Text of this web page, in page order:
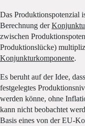
Das Produktionspotenzial
Berechnung der
zwischen
Produktionslücke)
Konjunkturkomponente.
Es beruht auf der Idee,
festgelegtes
werden könne, ohne
kann nicht beobachtet
Basis eines von der EU-